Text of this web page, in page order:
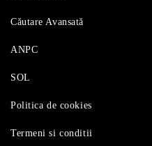
Căutare Avansată
ANPC
SOL
Politica de cookies
Termeni si conditii